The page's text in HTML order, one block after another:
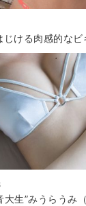
ける肉感的なビ
大生”みうらうみ